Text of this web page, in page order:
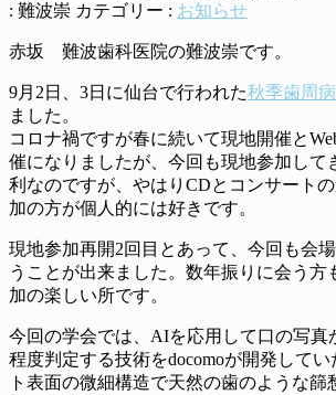
: 難波崇 カテゴリー : お知らせ
赤坂 難波歯科医院の難波崇です。
9月2日、3日に仙台で行われた秋季歯周
ました。
コロナ禍ですが春に続いて現地開催と
催になりましたが、今回も現地参加して
利なのですが、やはりCDとコンサート
加の方が個人的には好きです。
現地参加再開2回目とあって、今回も会
うことが出来ました。数年振りに会う方
加の楽しい所です。
今回の学会では、AIを応用して口の写真
程度判定する技術をdocomoが開発して
ト表面の微細構造で天然の歯のような篩